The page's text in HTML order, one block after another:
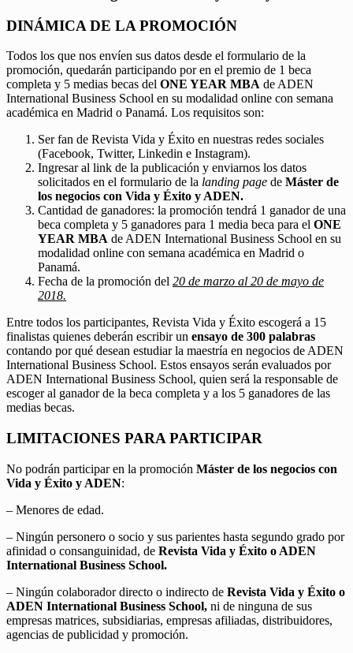
DINÁMICA DE LA PROMOCIÓN
Todos los que nos envíen sus datos desde el formulario de la
promoción, quedarán participando por en el premio de 1 beca
completa y 5 medias becas del ONE YEAR MBA de ADEN
International Business School en su modalidad online con semana
académica en Madrid o Panamá. Los requisitos son:
Ser fan de Revista Vida y Éxito en nuestras redes sociales
(Facebook, Twitter, Linkedin e Instagram).
Ingresar al link de la publicación y enviarnos los datos
solicitados en el formulario de la landing page de Máster de
los negocios con Vida y Éxito y ADEN.
Cantidad de ganadores: la promoción tendrá 1 ganador de una
beca completa y 5 ganadores para 1 media beca para el ONE
YEAR MBA de ADEN International Business School en su
modalidad online con semana académica en Madrid o
Panamá.
Fecha de la promoción del 20 de marzo al 20 de mayo de
2018.
Entre todos los participantes, Revista Vida y Éxito escogerá a 15
finalistas quienes deberán escribir un ensayo de 300 palabras
contando por qué desean estudiar la maestría en negocios de ADEN
International Business School. Estos ensayos serán evaluados por
ADEN International Business School, quien será la responsable de
escoger al ganador de la beca completa y a los 5 ganadores de las
medias becas.
LIMITACIONES PARA PARTICIPAR
No podrán participar en la promoción Máster de los negocios con
Vida y Éxito y ADEN:
– Menores de edad.
– Ningún personero o socio y sus parientes hasta segundo grado por
afinidad o consanguinidad, de Revista Vida y Éxito o ADEN
International Business School.
– Ningún colaborador directo o indirecto de Revista Vida y Éxito o
ADEN International Business School, ni de ninguna de sus
empresas matrices, subsidiarias, empresas afiliadas, distribuidores,
agencias de publicidad y promoción.